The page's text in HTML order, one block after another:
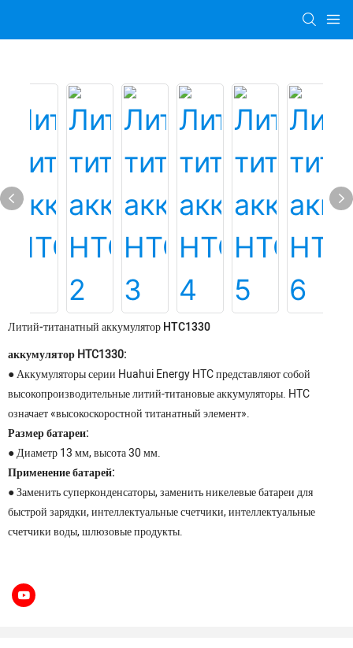
Литий-титанатный аккумулятор HTC1330
аккумулятор HTC1330:
● Аккумуляторы серии Huahui Energy HTC представляют собой
высокопроизводительные литий-титановые аккумуляторы. HTC
означает «высокоскоростной титанатный элемент».
Размер батареи:
● Диаметр 13 мм, высота 30 мм.
Применение батарей:
● Заменить суперконденсаторы, заменить никелевые батареи для
быстрой зарядки, интеллектуальные счетчики, интеллектуальные
счетчики воды, шлюзовые продукты.